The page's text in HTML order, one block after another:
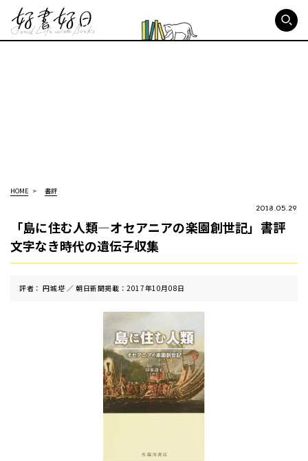
HOME 書評
2018.05.29
「島に住む人類―オセアニアの楽園創世記」書評
文字なき時代の遺伝子収集
評者： 円城塔 ／ 朝⽇新聞掲載：2017年10月08日